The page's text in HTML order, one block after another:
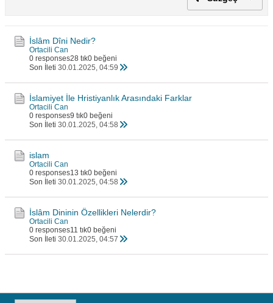
İslâm Dîni Nedir?
Ortacili Can
0 responses28 tık0 beğeni
Son İleti 30.01.2025, 04:59
İslamiyet İle Hristiyanlık Arasındaki Farklar
Ortacili Can
0 responses9 tık0 beğeni
Son İleti 30.01.2025, 04:58
islam
Ortacili Can
0 responses13 tık0 beğeni
Son İleti 30.01.2025, 04:58
İslâm Dininin Özellikleri Nelerdir?
Ortacili Can
0 responses11 tık0 beğeni
Son İleti 30.01.2025, 04:57